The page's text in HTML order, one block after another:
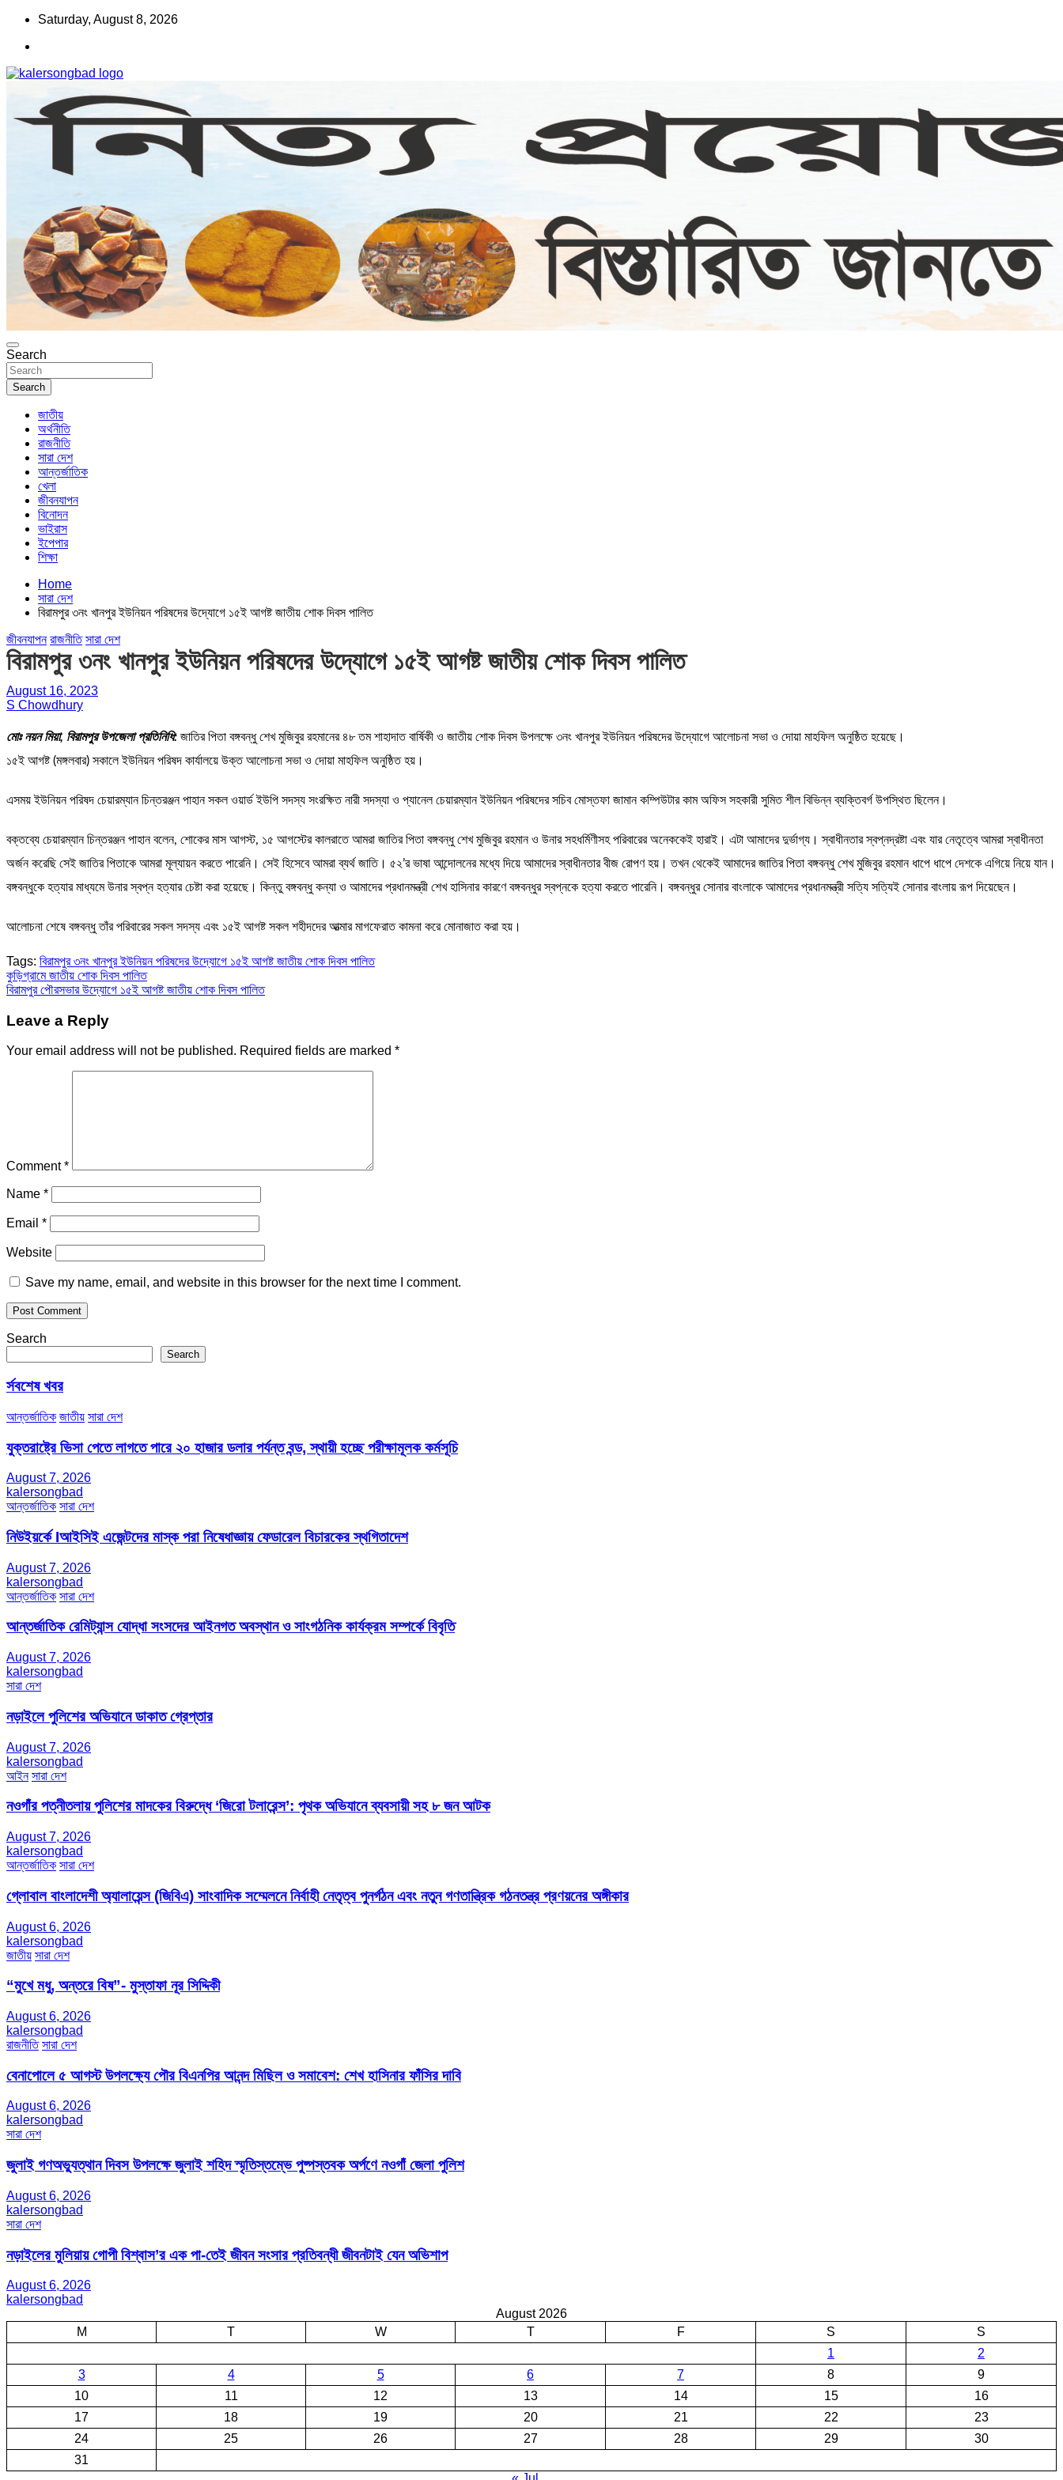
Skip
content
Saturday, August 8, 2026
কালের সংবাদ
www.kalersongbad.com
Search
Search
জাতীয়
অর্থনীতি
রাজনীতি
সারা দেশ
আন্তর্জাতিক
খেলা
জীবনযাপন
বিনোদন
ভাইরাস
ইপেপার
শিক্ষা
Home
সারা দেশ
বিরামপুর ৩নং খানপুর ইউনিয়ন পরিষদের উদ্যোগে ১৫ই আগষ্ট জাতীয় শোক দিবস পালিত
জীবনযাপন রাজনীতি সারা দেশ
বিরামপুর ৩নং খানপুর ইউনিয়ন পরিষদের উদ্যোগে ১৫ই আগষ্ট জাতীয় শোক দিবস পালিত
August 16, 2023
S Chowdhury
মোঃ নয়ন মিয়া, বিরামপুর উপজেলা প্রতিনিধি: জাতির পিতা বঙ্গবন্ধু শেখ মুজিবুর রহমানের ৪৮ তম শাহাদাত বার্ষিকী ও জাতীয় শোক দিবস উপলক্ষে ৩নং খানপুর ইউনিয়ন পরিষদের উদ্যোগে আলোচনা সভা ও দোয়া মাহফিল অনুষ্ঠিত হয়েছে।
১৫ই আগষ্ট (মঙ্গলবার) সকালে ইউনিয়ন পরিষদ কার্যালয়ে উক্ত আলোচনা সভা ও দোয়া মাহফিল অনুষ্ঠিত হয়।
এসময় ইউনিয়ন পরিষদ চেয়ারম্যান চিন্তরঞ্জন পাহান সকল ওয়ার্ড ইউপি সদস্য সংরক্ষিত নারী সদস্যা ও প্যানেল চেয়ারম্যান ইউনিয়ন পরিষদের সচিব মোস্তফা জামান কম্পিউটার কাম অফিস সহকারী সুমিত শীল বিভিন্ন ব্যক্তিবর্গ উপস্থিত ছিলেন।
বক্তব্যে চেয়ারম্যান চিন্তরঞ্জন পাহান বলেন, শোকের মাস আগস্ট, ১৫ আগস্টের কালরাতে আমরা জাতির পিতা বঙ্গবন্ধু শেখ মুজিবুর রহমান ও উনার সহধর্মিণীসহ পরিবারের অনেককেই হারাই। এটা আমাদের দুর্ভাগ্য। স্বাধীনতার স্বপ্নদ্রষ্টা এবং যার নেতৃত্বে আমরা স্বাধীনতা
অর্জন করেছি সেই জাতির পিতাকে আমরা মূল্যায়ন করতে পারেনি। সেই হিসেবে আমরা ব্যর্থ জাতি। ৫২’র ভাষা আন্দোলনের মধ্যে দিয়ে আমাদের স্বাধীনতার বীজ রোপণ হয়। তখন থেকেই আমাদের জাতির পিতা বঙ্গবন্ধু শেখ মুজিবুর রহমান ধাপে ধাপে দেশকে এগিয়ে নিয়ে যান।
বঙ্গবন্ধুকে হত্যার মাধ্যমে উনার স্বপ্ন হত্যার চেষ্টা করা হয়েছে। কিন্তু বঙ্গবন্ধু কন্যা ও আমাদের প্রধানমন্ত্রী শেখ হাসিনার কারণে বঙ্গবন্ধুর স্বপ্নকে হত্যা করতে পারেনি। বঙ্গবন্ধুর সোনার বাংলাকে আমাদের প্রধানমন্ত্রী সত্যি সত্যিই সোনার বাংলায় রূপ দিয়েছেন।
আলোচনা শেষে বঙ্গবন্ধু তাঁর পরিবারের সকল সদস্য এবং ১৫ই আগষ্ট সকল শহীদদের আত্মার মাগফেরাত কামনা করে মোনাজাত করা হয়।
Tags: বিরামপুর ৩নং খানপুর ইউনিয়ন পরিষদের উদ্যোগে ১৫ই আগষ্ট জাতীয় শোক দিবস পালিত
Post
navigation
কুড়িগ্রামে জাতীয় শোক দিবস পালিত
বিরামপুর পৌরসভার উদ্যোগে ১৫ই আগষ্ট জাতীয় শোক দিবস পালিত
Leave a Reply
Your email address will not be published. Required fields are marked *
Comment*
Name *
Email *
Website
Save my name, email, and website in this browser for the next time I comment.
Search
Search
র্সবশেষ খবর
আন্তর্জাতিক জাতীয় সারা দেশ
যুক্তরাষ্ট্রে ভিসা পেতে লাগতে পারে ২০ হাজার ডলার পর্যন্ত বন্ড, স্থায়ী হচ্ছে পরীক্ষামূলক কর্মসূচি
August 7, 2026
kalersongbad
আন্তর্জাতিক সারা দেশ
নিউইয়র্কে Iআইসিই এজেন্টদের মাস্ক পরা নিষেধাজ্ঞায় ফেডারেল বিচারকের স্থগিতাদেশ
August 7, 2026
kalersongbad
আন্তর্জাতিক সারা দেশ
আন্তর্জাতিক রেমিট্যান্স যোদ্ধা সংসদের আইনগত অবস্থান ও সাংগঠনিক কার্যক্রম সম্পর্কে বিবৃতি
August 7, 2026
kalersongbad
সারা দেশ
নড়াইলে পুলিশের অভিযানে ডাকাত গ্রেপ্তার
August 7, 2026
kalersongbad
আইন সারা দেশ
নওগাঁর পত্নীতলায় পুলিশের মাদকের বিরুদ্ধে ‘জিরো টলারেন্স’: পৃথক অভিযানে ব্যবসায়ী সহ ৮ জন আটক
August 7, 2026
kalersongbad
আন্তর্জাতিক সারা দেশ
গ্লোবাল বাংলাদেশী অ্যালায়েন্স (জিবিএ) সাংবাদিক সম্মেলনে নির্বাহী নেতৃত্ব পুনর্গঠন এবং নতুন গণতান্ত্রিক গঠনতন্ত্র প্রণয়নের অঙ্গীকার
August 6, 2026
kalersongbad
জাতীয় সারা দেশ
“মুখে মধু, অন্তরে বিষ”- মুস্তাফা নূর সিদ্দিকী
August 6, 2026
kalersongbad
রাজনীতি সারা দেশ
বেনাপোলে ৫ আগস্ট উপলক্ষ্যে পৌর বিএনপির আনন্দ মিছিল ও সমাবেশ: শেখ হাসিনার ফাঁসির দাবি
August 6, 2026
kalersongbad
সারা দেশ
জুলাই গণঅভ্যুত্থান দিবস উপলক্ষে জুলাই শহিদ স্মৃতিস্তম্ভে পুষ্পস্তবক অর্পণে নওগাঁ জেলা পুলিশ
August 6, 2026
kalersongbad
সারা দেশ
নড়াইলের মুলিয়ায় গোপী বিশ্বাস’র এক পা-তেই জীবন সংসার প্রতিবন্ধী জীবনটাই যেন অভিশাপ
August 6, 2026
kalersongbad
August 2026
M
T W T F S
S
1
2
3
4 5 6 7 8
9
10
11 12 13 14 15
16
17
18 19 20 21 22
23
24
25 26 27 28 29
30
31